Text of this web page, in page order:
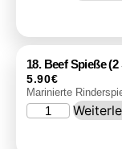
18. Beef Spieße (2
5.90€
Marinierte